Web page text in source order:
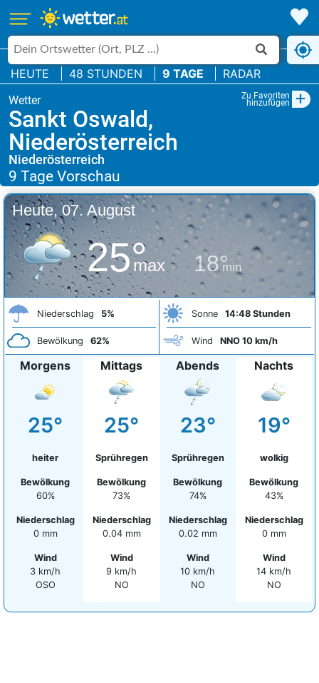
HEUTE 48 STUNDEN 9 TAGE RADAR
Zu Favoriten
hinzufügen +
Sankt Oswald,
Niederösterreich
Niederösterreich
Heute, 07. August
25°
max 18°
min
Niederschlag 5%
Bewölkung 62%
Sonne 14:48 Stunden
Wind NNO 10 km/h
Morgens
25°
heiter
Bewölkung
60%
Niederschlag
0 mm
Wind
3 km/h
OSO
Mittags
25°
Sprühregen
Bewölkung
73%
Niederschlag
0.04 mm
Wind
9 km/h
NO
Abends
23°
Sprühregen
Bewölkung
74%
Niederschlag
0.02 mm
Wind
10 km/h
NO
Nachts
19°
wolkig
Bewölkung
43%
Niederschlag
0 mm
Wind
14 km/h
NO